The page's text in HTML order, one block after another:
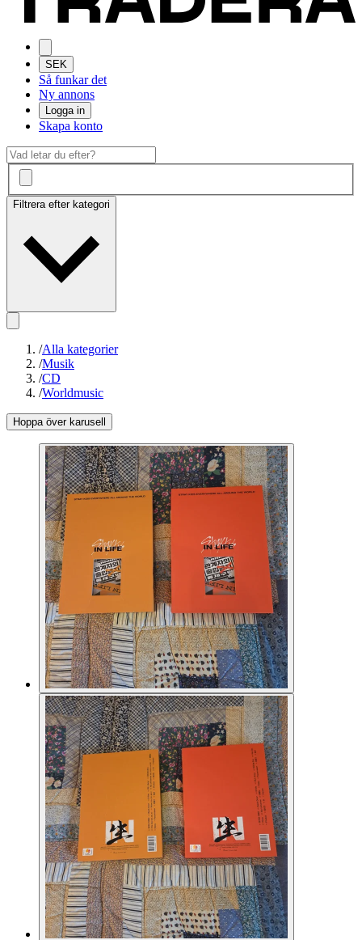
SEK
Så funkar det
Ny annons
Logga in
Skapa konto
Filtrera efter kategori
/Alla kategorier
/Musik
/CD
/Worldmusic
Hoppa över karusell